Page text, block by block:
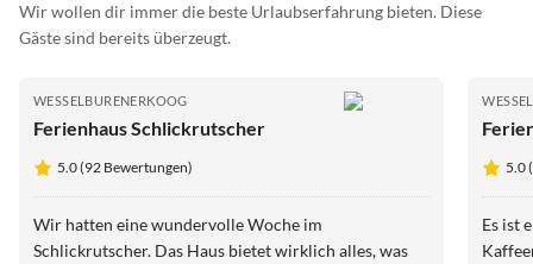
Wir wollen dir immer die beste Urlaubserfahrung bieten. Diese
Gäste sind bereits überzeugt.
WESSELBURENERKOOG
Ferienhaus Schlickrutscher
5.0 (92 Bewertungen)
Wir hatten eine wundervolle Woche im
Schlickrutscher. Das Haus bietet wirklich alles, was
5.0
Es ist